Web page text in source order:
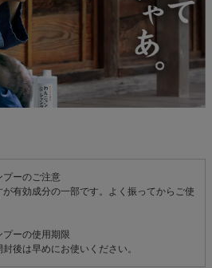
ーのご注意
有効成分の一部です。よく振ってからご使
ーの使用期限
後は早めにお使いください。